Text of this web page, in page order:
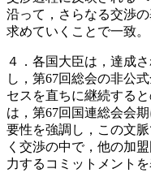
沿って，さらなる交渉
求めていくことで一致。
４．各国大臣は，達成
し，第67回総会の非公
セスを直ちに継続する
は，第67回国連総会会
要性を強調し，この文
く交渉の中で，他の加
力するコミットメント